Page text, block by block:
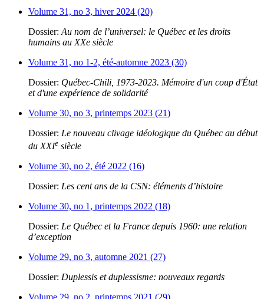
Volume 31, no 3, hiver 2024 (20)
Dossier: Au nom de l’universel: le Québec et les droits
humains au XXe siècle
Volume 31, no 1-2, été-automne 2023 (30)
Dossier: Québec-Chili, 1973-2023. Mémoire d'un coup d'État
et d'une expérience de solidarité
Volume 30, no 3, printemps 2023 (21)
Dossier: Le nouveau clivage idéologique du Québec au début
du XXIe siècle
Volume 30, no 2, été 2022 (16)
Dossier: Les cent ans de la CSN: éléments d’histoire
Volume 30, no 1, printemps 2022 (18)
Dossier: Le Québec et la France depuis 1960: une relation
d’exception
Volume 29, no 3, automne 2021 (27)
Dossier: Duplessis et duplessisme: nouveaux regards